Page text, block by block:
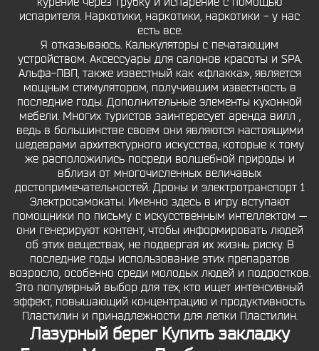
испарителя. Наркотики, наркотики, наркотики - у нас
есть все.
Я отказываюсь. Калькуляторы с печатающим
устройством. Аксессуары для салонов красоты и SPA.
Альфа-ПВП, также известный как «флакка», является
мощным стимулятором, получившим известность в
последние годы. Дополнительные элементы кухонной
мебели. Многих туристов заинтересует аренда вилл ,
ведь в большинстве своем они являются настоящими
шедеврами архитектурного искусства, которые к тому
же расположились посреди волшебной природы и
вблизи от многочисленных величавых
достопримечательностей. Дроны и электротранспорт 1
Электросамокаты. Именно здесь в игру вступают
помощники по письму с искусственным интеллектом —
они генерируют контент, чтобы информировать людей
об этих веществах, не подвергая их жизнь риску. В
последние годы использование этих препаратов
возросло, особенно среди молодых людей и подростков.
Это популярный выбор для тех, кто ищет интенсивный
эффект, повышающий концентрацию и продуктивность.
Пластилин и принадлежности для лепки Пластилин.
Лазурный берег Купить закладку